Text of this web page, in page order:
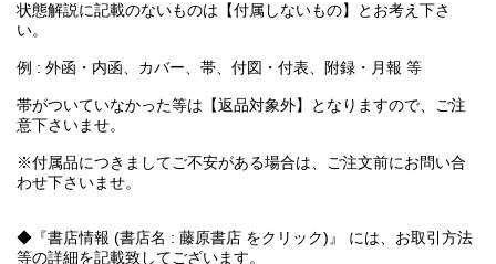
状態解説に記載のないものは【付属しないもの】とお考え下さ
い。
例 : 外函・内函、カバー、帯、付図・付表、附録・月報 等
帯がついていなかった等は【返品対象外】となりますので、ご注
意下さいませ。
※付属品につきましてご不安がある場合は、ご注文前にお問い合
わせ下さいませ。
◆『書店情報 (書店名 : 藤原書店 をクリック)』 には、お取引方法
等の詳細を記載致してございます。